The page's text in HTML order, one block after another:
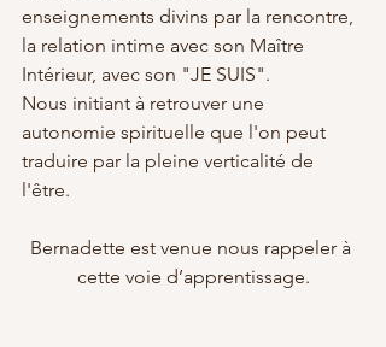
enseignements divins par la rencontre,
la relation intime avec son Maître
Intérieur, avec son "JE SUIS".
Nous initiant à retrouver une
autonomie spirituelle que l'on peut
traduire par la pleine verticalité de
l'être.
Bernadette est venue nous rappeler à
cette voie d’apprentissage.